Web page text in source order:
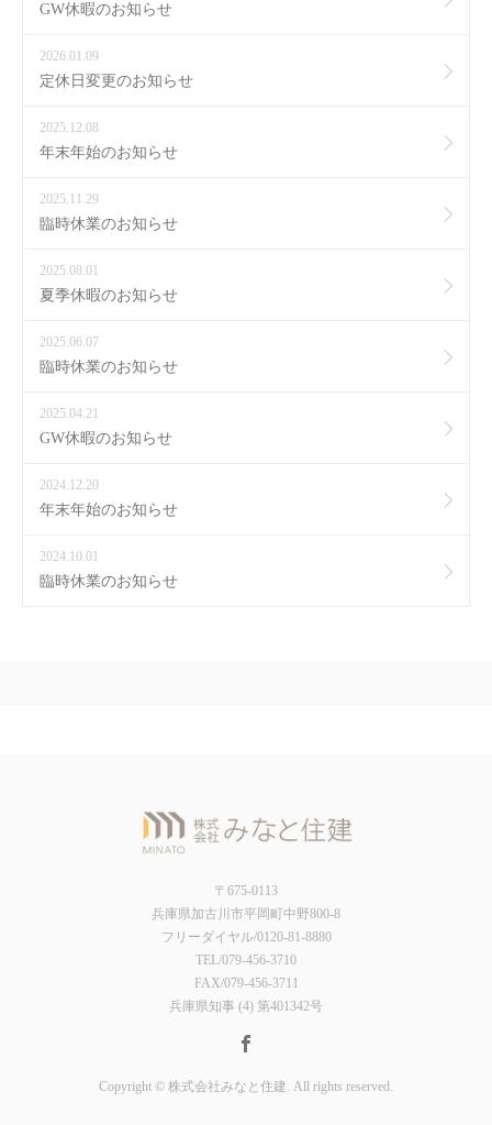
GW休暇のお知らせ
2026.01.09
定休日変更のお知らせ
2025.12.08
年末年始のお知らせ
2025.11.29
臨時休業のお知らせ
2025.08.01
夏季休暇のお知らせ
2025.06.07
臨時休業のお知らせ
2025.04.21
GW休暇のお知らせ
2024.12.20
年末年始のお知らせ
2024.10.01
臨時休業のお知らせ
〒675-0113
兵庫県加古川市平岡町中野800-8
フリーダイヤル/0120-81-8880
TEL/079-456-3710
FAX/079-456-3711
兵庫県知事 (4) 第401342号
Copyright © 株式会社みなと住建. All rights reserved.